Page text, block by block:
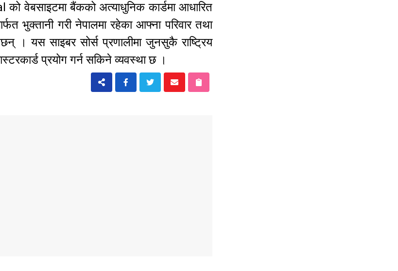
वेबसाइटमा बैंकको अत्याधुनिक कार्डमा आधारित
भुक्तानी गरी नेपालमा रहेका आफ्ना परिवार तथा
। यस साइबर सोर्स प्रणालीमा जुनसुकै राष्ट्रिय
प्रयोग गर्न सकिने व्यवस्था छ ।